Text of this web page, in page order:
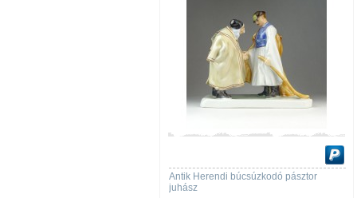
Antik Herendi búcsúzkodó pásztor
juhász